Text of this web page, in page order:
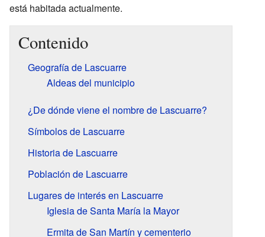
está habitada actualmente.
Contenido
Geografía de Lascuarre
Aldeas del municipio
¿De dónde viene el nombre de Lascuarre?
Símbolos de Lascuarre
Historia de Lascuarre
Población de Lascuarre
Lugares de interés en Lascuarre
Iglesia de Santa María la Mayor
Ermita de San Martín y cementerio